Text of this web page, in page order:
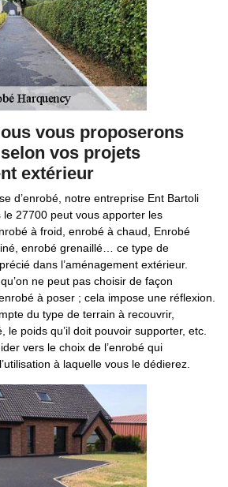
vous proposerons
vos projets
extérieur
d’enrobé, notre entreprise Ent Bartoli
27700 peut vous apporter les
à froid, enrobé à chaud, Enrobé
enrobé grenaillé… ce type de
dans l’aménagement extérieur.
ne peut pas choisir de façon
à poser ; cela impose une réflexion.
du type de terrain à recouvrir,
le poids qu’il doit pouvoir supporter, etc.
vers le choix de l’enrobé qui
à laquelle vous le dédierez.